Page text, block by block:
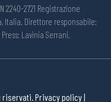
2240-2721 Registrazione
Italia. Direttore responsabile:
Lavinia Serrani.
Privacy policy|